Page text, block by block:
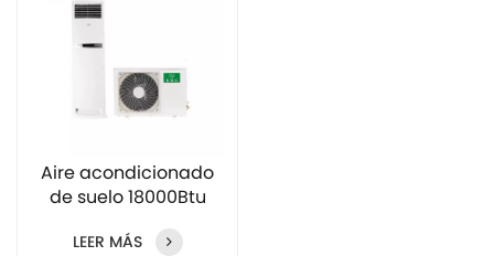
Aire acondicionado
de suelo 18000Btu
para el hogar
LEER MÁS